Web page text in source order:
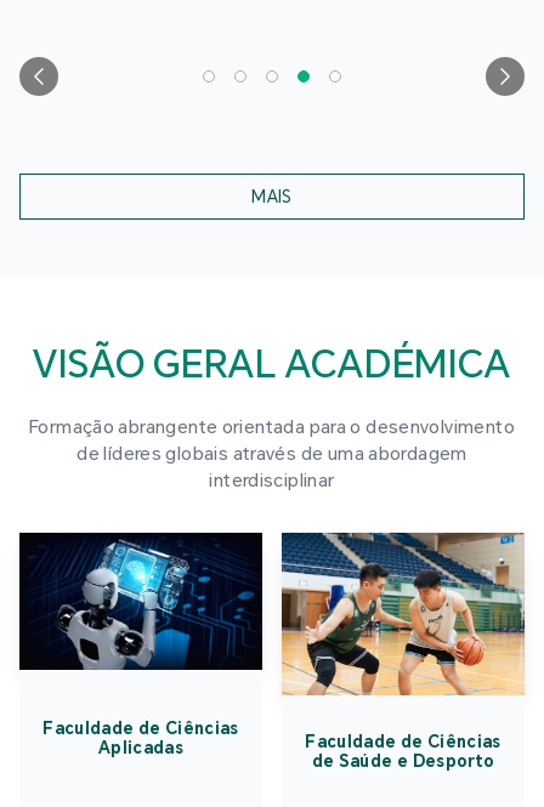
MAIS
VISÃO GERAL ACADÉMICA
Formação abrangente orientada para o desenvolvimento
de líderes globais através de uma abordagem
interdisciplinar
Faculdade de Ciências
Aplicadas
Faculdade de Ciências
de Saúde e Desporto